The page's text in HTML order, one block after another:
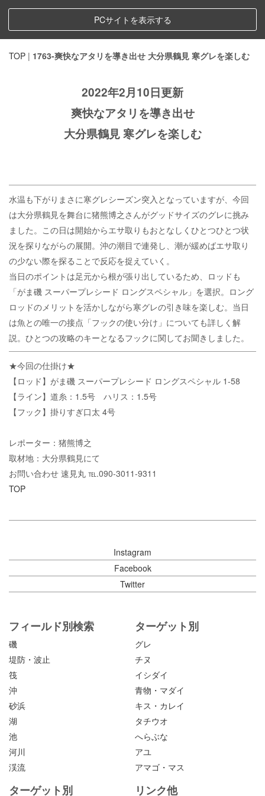
PCサイトを表示する
TOP | 1763-爽快なアタリを導き出せ 大分県鶴見 寒グレを楽しむ
2022年2月10日更新
爽快なアタリを導き出せ
大分県鶴見 寒グレを楽しむ
水温も下がりまさに寒グレシーズン突入となっていますが、今回
は大分県鶴見を舞台に猪熊博之さんがグッドサイズのグレに挑み
ました。この日は開始からエサ取りもおとなしくひとつひとつ状
況を探りながらの展開。沖の潮目で連発し、潮が緩めばエサ取り
の少ない際を探ることで反応を捉えていく。
当日のポイントは足元から根が張り出しているため、ロッドも
「がま磯 スーパープレシード ロングスペシャル」を選択。ロング
ロッドのメリットを活かしながら寒グレの引き味を楽しむ。当日
は魚との唯一の接点「フックの使い分け」についても詳しく解
説。ひとつの攻略のキーとなるフックに関してお聞きしました。
★今回の仕掛け★
【ロッド】がま磯 スーパープレシード ロングスペシャル 1-58
【ライン】道糸：1.5号 ハリス：1.5号
【フック】掛りすぎ口太 4号
レポーター：猪熊博之
取材地：大分県鶴見にて
お問い合わせ 速見丸 ℡.090-3011-9311
TOP
Instagram
Facebook
Twitter
フィールド別検索
磯
堤防・波止
筏
沖
砂浜
湖
池
河川
渓流
ターゲット別
グレ
チヌ
イシダイ
青物・マダイ
キス・カレイ
タチウオ
へらぶな
アユ
アマゴ・マス
ターゲット別 リンク他